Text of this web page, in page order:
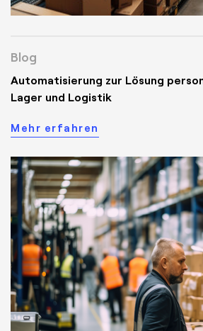
Blog
Automatisierung zur Lösung
Lager und Logistik
Mehr erfahren